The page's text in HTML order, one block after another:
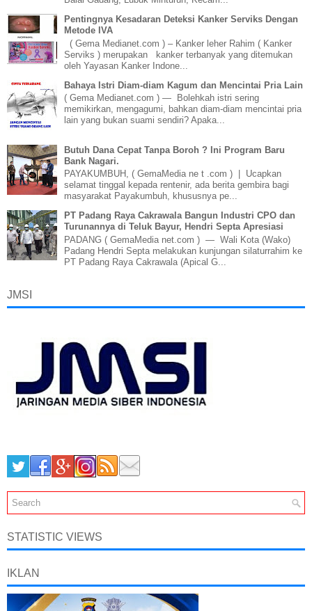
Pentingnya Kesadaran Deteksi Kanker Serviks Dengan
Metode IVA
( Gema Medianet.com ) – Kanker leher Rahim ( Kanker
Serviks ) merupakan kanker terbanyak yang ditemukan
oleh Yayasan Kanker Indone...
Bahaya Istri Diam-diam Kagum dan Mencintai Pria Lain
( Gema Medianet.com ) — Bolehkah istri sering
memikirkan, mengagumi, bahkan diam-diam mencintai pria
lain yang bukan suami sendiri? Apaka...
Butuh Dana Cepat Tanpa Boroh ? Ini Program Baru
Bank Nagari.
PAYAKUMBUH, ( GemaMedia ne t .com ) | Ucapkan
selamat tinggal kepada rentenir, ada berita gembira bagi
masyarakat Payakumbuh, khususnya pe...
PT Padang Raya Cakrawala Bangun Industri CPO dan
Turunannya di Teluk Bayur, Hendri Septa Apresiasi
PADANG ( GemaMedia net.com ) — Wali Kota (Wako)
Padang Hendri Septa melakukan kunjungan silaturrahim ke
PT Padang Raya Cakrawala (Apical G...
JMSI
STATISTIC VIEWS
IKLAN